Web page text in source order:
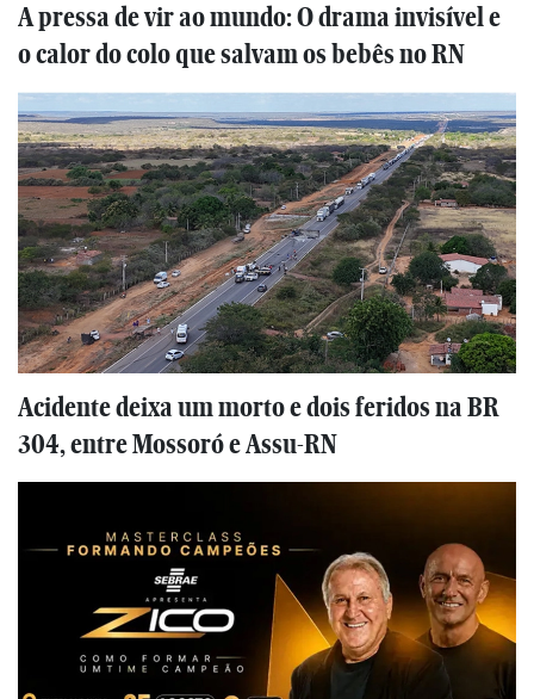
A pressa de vir ao mundo: O drama invisível e
o calor do colo que salvam os bebês no RN
Acidente deixa um morto e dois feridos na BR
304, entre Mossoró e Assu-RN